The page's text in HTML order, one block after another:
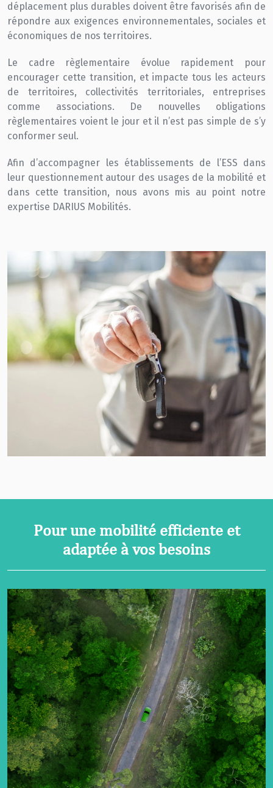
déplacement plus durables doivent être favorisés afin de
répondre aux exigences environnementales, sociales et
économiques de nos territoires.
Le cadre règlementaire évolue rapidement pour
encourager cette transition, et impacte tous les acteurs
de territoires, collectivités territoriales, entreprises
comme associations. De nouvelles obligations
règlementaires voient le jour et il n’est pas simple de s’y
conformer seul.
Afin d’accompagner les établissements de l’ESS dans
leur questionnement autour des usages de la mobilité et
dans cette transition, nous avons mis au point notre
expertise DARIUS Mobilités.
Pour une mobilité efficiente et
adaptée à vos besoins